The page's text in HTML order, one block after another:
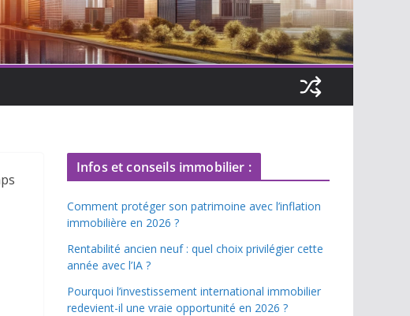
Infos et conseils immobilier :
Comment protéger son patrimoine avec l’inflation
immobilière en 2026 ?
Rentabilité ancien neuf : quel choix privilégier cette
année avec l’IA ?
Pourquoi l’investissement international immobilier
redevient-il une vraie opportunité en 2026 ?